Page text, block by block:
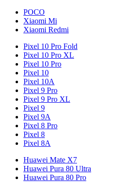
POCO
Xiaomi Mi
Xiaomi Redmi
Pixel 10 Pro Fold
Pixel 10 Pro XL
Pixel 10 Pro
Pixel 10
Pixel 10A
Pixel 9 Pro
Pixel 9 Pro XL
Pixel 9
Pixel 9A
Pixel 8 Pro
Pixel 8
Pixel 8A
Huawei Mate X7
Huawei Pura 80 Ultra
Huawei Pura 80 Pro